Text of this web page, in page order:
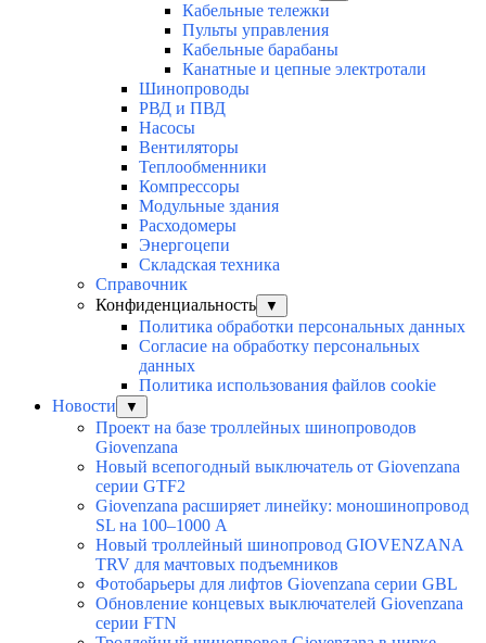
Кабельные тележки
Пульты управления
Кабельные барабаны
Канатные и цепные электротали
Шинопроводы
РВД и ПВД
Насосы
Вентиляторы
Теплообменники
Компрессоры
Модульные здания
Расходомеры
Энергоцепи
Складская техника
Справочник
Конфиденциальность
▼
Политика обработки персональных данных
Согласие на обработку персональных
данных
Политика использования файлов cookie
Новости
▼
Проект на базе троллейных шинопроводов
Giovenzana
Новый всепогодный выключатель от Giovenzana
серии GTF2
Giovenzana расширяет линейку: моношинопровод
SL на 100–1000 А
Новый троллейный шинопровод GIOVENZANA
TRV для мачтовых подъемников
Фотобарьеры для лифтов Giovenzana серии GBL
Обновление концевых выключателей Giovenzana
серии FTN